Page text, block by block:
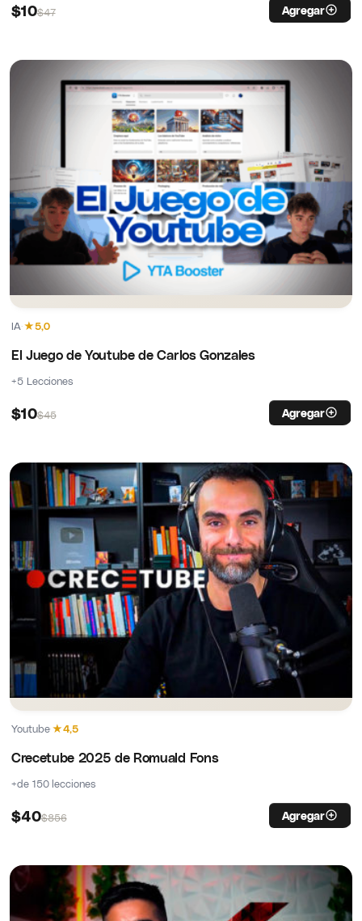
$10$47 Agregar
IA·★5,0
El Juego de Youtube de Carlos Gonzales
+5 Lecciones
$10$45 Agregar
Youtube·★4,5
Crecetube 2025 de Romuald Fons
+de 150 lecciones
$40$856 Agregar